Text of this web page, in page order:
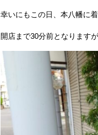
幸いにもこの日、本八幡に
開店まで30分前となります